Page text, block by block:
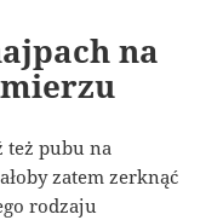
na
też pubu na
zatem zerknąć
rodzaju